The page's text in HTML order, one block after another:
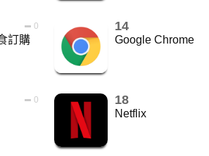
0
訂購
14
Google Chrome
0 18
Netflix